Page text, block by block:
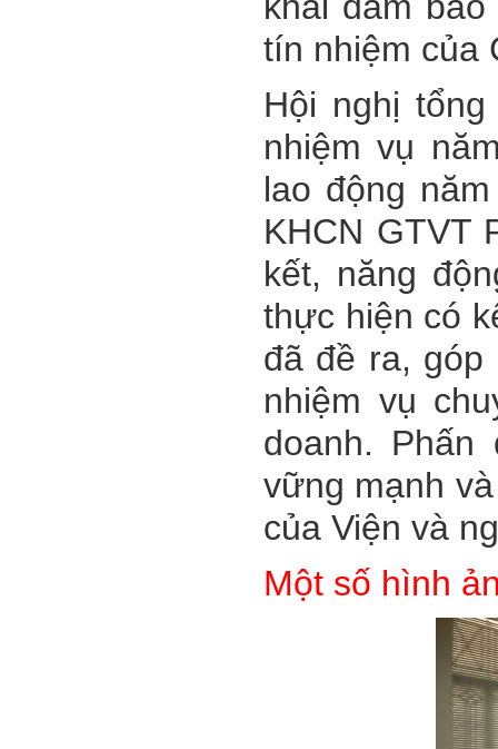
tín nhiệm của
Hội nghị
nhiệm vụ
lao động
KHCN GTVT
kết, năng
thực hiện có
đã đề ra, góp
nhiệm vụ
doanh.
vững mạnh
của Viện và
Một số hình